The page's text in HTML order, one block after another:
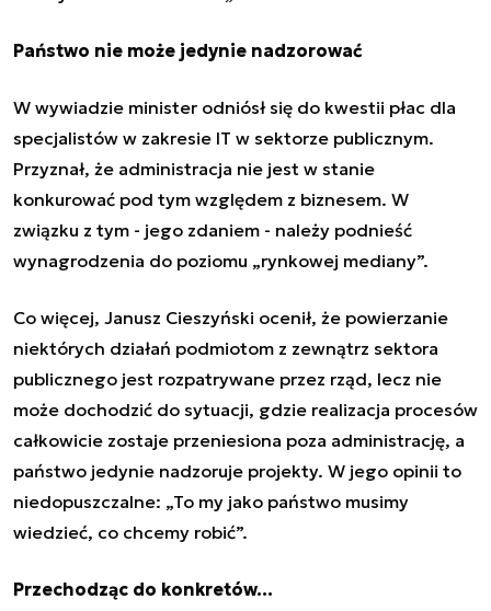
Państwo nie może jedynie nadzorować
W wywiadzie minister odniósł się do kwestii płac dla
specjalistów w zakresie IT w sektorze publicznym.
Przyznał, że administracja nie jest w stanie
konkurować pod tym względem z biznesem. W
związku z tym - jego zdaniem - należy podnieść
wynagrodzenia do poziomu „rynkowej mediany”.
Co więcej, Janusz Cieszyński ocenił, że powierzanie
niektórych działań podmiotom z zewnątrz sektora
publicznego jest rozpatrywane przez rząd, lecz nie
może dochodzić do sytuacji, gdzie realizacja procesów
całkowicie zostaje przeniesiona poza administrację, a
państwo jedynie nadzoruje projekty. W jego opinii to
niedopuszczalne: „To my jako państwo musimy
wiedzieć, co chcemy robić”.
Przechodząc do konkretów…